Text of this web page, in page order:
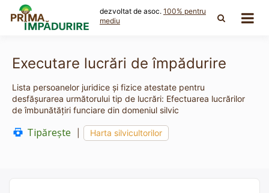
content
dezvoltat de asoc. 100% pentru
mediu
Executare lucrări de împădurire
Lista persoanelor juridice și fizice atestate pentru
desfășurarea următorului tip de lucrări: Efectuarea lucrărilor
de îmbunătăţiri funciare din domeniul silvic
Tipărește Harta silvicultorilor